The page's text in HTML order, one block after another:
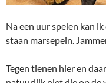
Na een uur spelen kan
staan marsepein.
Tegen tienen hier en